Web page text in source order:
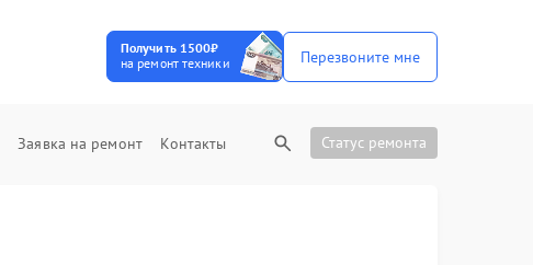
Получить 1500₽
на ремонт техники
Перезвоните мне
Заявка на ремонт Контакты Статус ремонта